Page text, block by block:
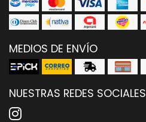
MEDIOS DE ENVÍO
NUESTRAS REDES SOCIALES